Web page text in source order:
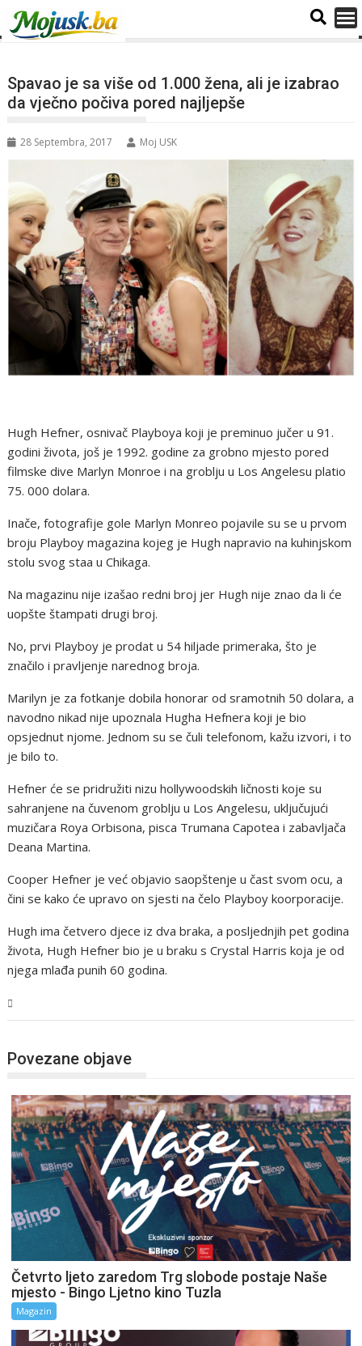
Spavao je sa više od 1.000 žena, ali je izabrao
da vječno počiva pored najljepše
28 Septembra, 2017 Moj USK
Hugh Hefner, osnivač Playboya koji je preminuo jučer u 91.
godini života, još je 1992. godine za grobno mjesto pored
filmske dive Marlyn Monroe i na groblju u Los Angelesu platio
75. 000 dolara.
Inače, fotografije gole Marlyn Monreo pojavile su se u prvom
broju Playboy magazina kojeg je Hugh napravio na kuhinjskom
stolu svog staa u Chikaga.
Na magazinu nije izašao redni broj jer Hugh nije znao da li će
uopšte štampati drugi broj.
No, prvi Playboy je prodat u 54 hiljade primeraka, što je
značilo i pravljenje narednog broja.
Marilyn je za fotkanje dobila honorar od sramotnih 50 dolara, a
navodno nikad nije upoznala Hugha Hefnera koji je bio
opsjednut njome. Jednom su se čuli telefonom, kažu izvori, i to
je bilo to.
Hefner će se pridružiti nizu hollywoodskih ličnosti koje su
sahranjene na čuvenom groblju u Los Angelesu, uključujući
muzičara Roya Orbisona, pisca Trumana Capotea i zabavljača
Deana Martina.
Cooper Hefner je već objavio saopštenje u čast svom ocu, a
čini se kako će upravo on sjesti na čelo Playboy koorporacije.
Hugh ima četvero djece iz dva braka, a posljednjih pet godina
života, Hugh Hefner bio je u braku s Crystal Harris koja je od
njega mlađa punih 60 godina.
Povezane objave
Četvrto ljeto zaredom Trg slobode postaje Naše
mjesto - Bingo Ljetno kino Tuzla
Magazin